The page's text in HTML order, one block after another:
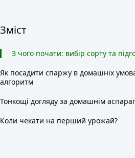
Зміст
З чого почати: вибір сорту та
Як посадити спаржу в домашніх
алгоритм
Тонкощі догляду за домашнім
Коли чекати на перший урожай?